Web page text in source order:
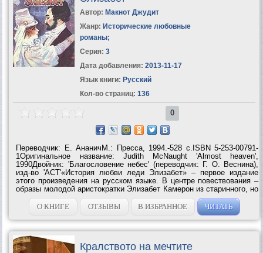
Автор: Макнот Джудит
Жанр: Исторические любовные
романы;
Серия: 3
Дата добавления: 2013-11-17
Язык книги: Русский
Кол-во страниц: 136
0
Переводчик: Е. АнаничМ.: Пресса, 1994.-528 с.ISBN 5-253-00791-
1Оригинальное название: Judith McNaught 'Almost heaven',
1990Двойник: 'Благословение небес' (переводчик: Г. О. Веснина),
изд-во 'АСТ'«История любви леди Элизабет» – первое издание
этого произведения на русском языке. В центре повествования –
образы молодой аристократки Элизабет Камерон из старинного, но
обедневшего английского рода, и Яна Торнтона, волею судеб
ставшего наследником титула и огромного...
О КНИГЕ ОТЗЫВЫ В ИЗБРАННОЕ ЧИТАТЬ
Кралството на мечтите